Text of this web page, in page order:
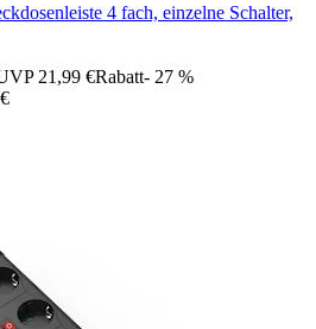
4 fach, einzelne Schalter,
21,99 €Rabatt- 27 %